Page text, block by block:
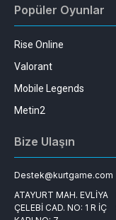
Popüler Oyunlar
Rise Online
Valorant
Mobile Legends
Metin2
Bize Ulaşın
Destek@kurtgame.com
ATAYURT MAH. EVLİYA
ÇELEBİ CAD. NO: 1 R İÇ